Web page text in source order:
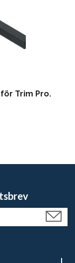
Trim Pro.